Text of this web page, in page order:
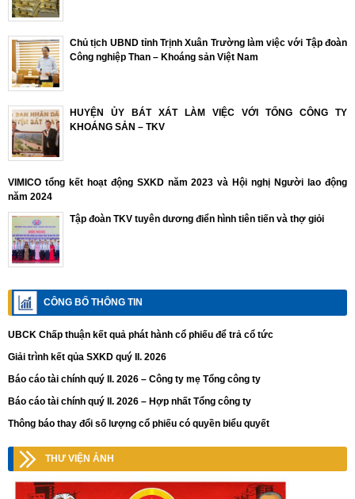
Chủ tịch UBND tỉnh Trịnh Xuân Trường làm việc với Tập đoàn
Công nghiệp Than – Khoáng sản Việt Nam
HUYỆN ỦY BÁT XÁT LÀM VIỆC VỚI TỔNG CÔNG TY
KHOÁNG SẢN – TKV
VIMICO tổng kết hoạt động SXKD năm 2023 và Hội nghị Người lao động
năm 2024
Tập đoàn TKV tuyên dương điển hình tiên tiến và thợ giỏi
CÔNG BỐ THÔNG TIN
UBCK Chấp thuận kết quả phát hành cổ phiếu để trả cổ tức
Giải trình kết qủa SXKD quý II. 2026
Báo cáo tài chính quý II. 2026 – Công ty mẹ Tổng công ty
Báo cáo tài chính quý II. 2026 – Hợp nhất Tổng công ty
Thông báo thay đổi số lượng cổ phiếu có quyền biểu quyết
THƯ VIỆN ẢNH